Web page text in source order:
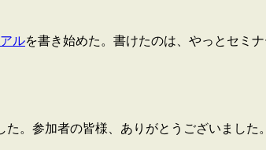
ルを書き始めた。書けたのは、やっとセミ
。参加者の皆様、ありがとうございました